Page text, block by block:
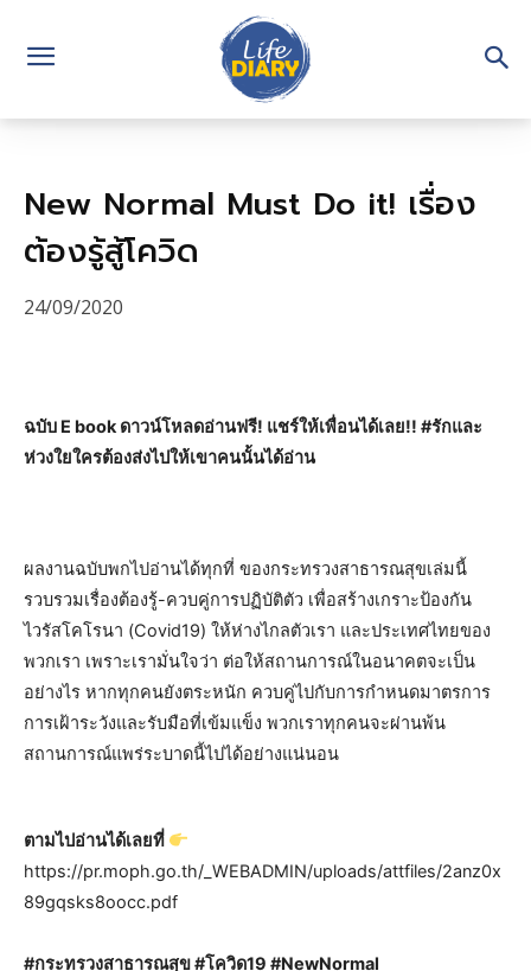
New Normal Must Do it! เรื่อง
ต้องรู้สู้โควิด
24/09/2020
ฉบับ E book ดาวน์โหลดอ่านฟรี! แชร์ให้เพื่อนได้เลย!! #รักและ
ห่วงใยใครต้องส่งไปให้เขาคนนั้นได้อ่าน
ผลงานฉบับพกไปอ่านได้ทุกที่ ของกระทรวงสาธารณสุขเล่มนี้
รวบรวมเรื่องต้องรู้-ควบคู่การปฏิบัติตัว เพื่อสร้างเกราะป้องกัน
ไวรัสโคโรนา (Covid19) ให้ห่างไกลตัวเรา และประเทศไทยของ
พวกเรา เพราะเรามั่นใจว่า ต่อให้สถานการณ์ในอนาคตจะเป็น
อย่างไร หากทุกคนยังตระหนัก ควบคู่ไปกับการกำหนดมาตรการ
การเฝ้าระวังและรับมือที่เข้มแข็ง พวกเราทุกคนจะผ่านพ้น
สถานการณ์แพร่ระบาดนี้ไปได้อย่างแน่นอน
ตามไปอ่านได้เลยที่
https://pr.moph.go.th/_WEBADMIN/uploads/attfiles/2anz0x
89gqsks8oocc.pdf
#กระทรวงสาธารณสุข #โควิด19 #NewNormal